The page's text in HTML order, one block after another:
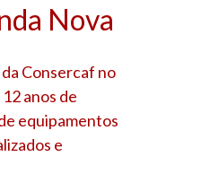
Nova
Consercaf no
anos de
equipamentos
e